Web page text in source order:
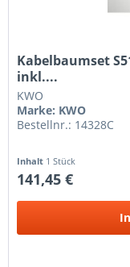
Kabelbaumset
inkl....
KWO
Marke: KWO
Bestellnr.: 14328C
Inhalt 1 Stück
141,45 €